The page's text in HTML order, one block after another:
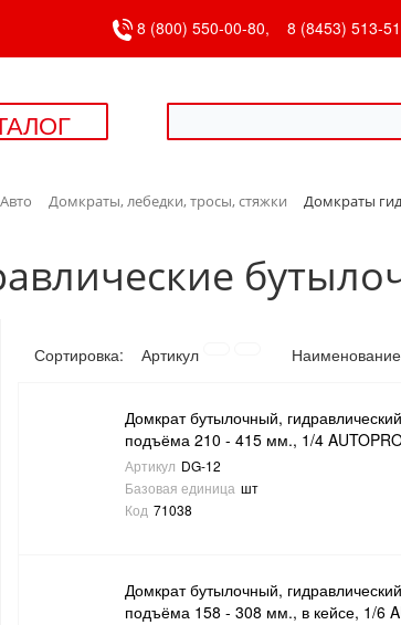
8 (800) 550-00-80, 8 (8453) 513-
Домкраты, лебедки, тросы, стяжки Домкраты
Сортировка: Артикул Наименование
Домкрат бутылочный,
подъёма 210 - 415 мм., 1/4
Артикул DG-12
Базовая единица шт
Код 71038
Домкрат бутылочный,
подъёма 158 - 308 мм., в кейсе, 1/6